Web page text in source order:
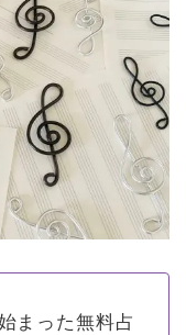
まった無料占